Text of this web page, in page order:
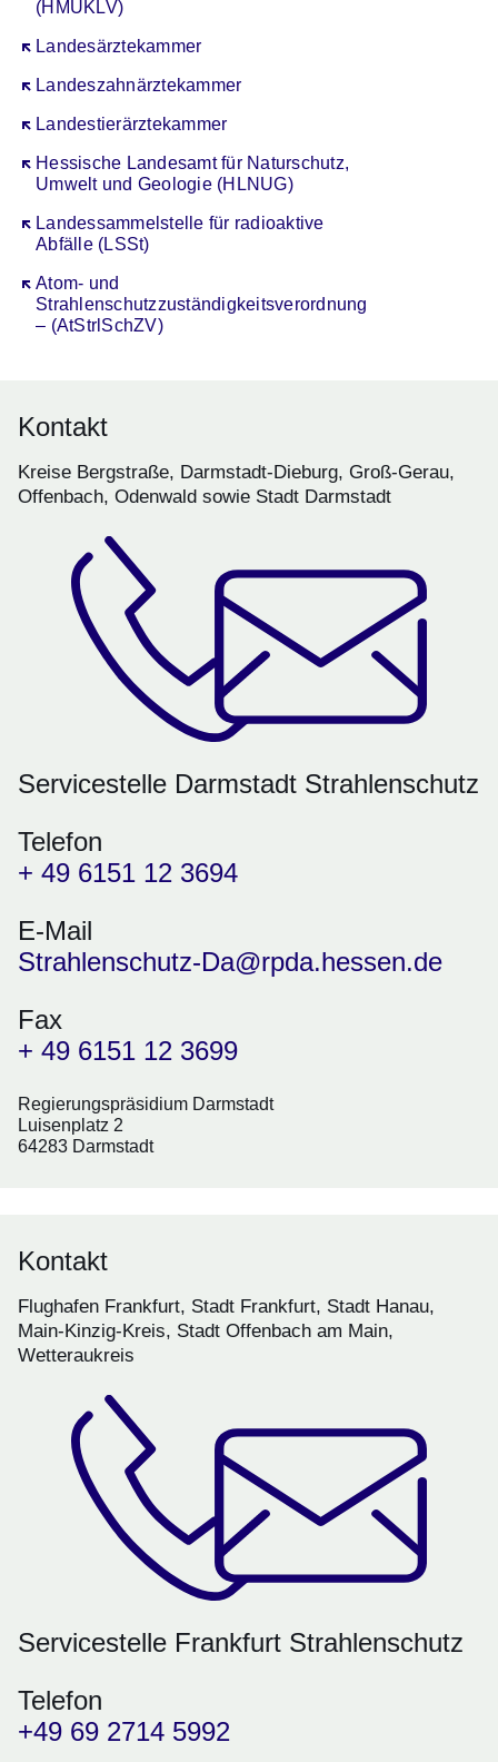
(HMUKLV)
Landesärztekammer
Öffnet sich in einem neuen Fenster
Landeszahnärztekammer
Öffnet sich in einem neuen Fenster
Landestierärztekammer
Öffnet sich in einem neuen Fenster
Hessische Landesamt für Naturschutz,
Umwelt und Geologie (HLNUG)
Öffnet sich in einem neuen Fenster
Landessammelstelle für radioaktive
Abfälle (LSSt)
Öffnet sich in einem neuen Fenster
Atom- und
Strahlenschutzzuständigkeitsverordnung
– (AtStrlSchZV)
Öffnet sich in einem neuen Fenster
Kontakt
Kreise Bergstraße, Darmstadt-Dieburg, Groß-Gerau,
Offenbach, Odenwald sowie Stadt Darmstadt
Servicestelle Darmstadt Strahlenschutz
Telefon
+ 49 6151 12 3694
E-Mail
Strahlenschutz-Da@rpda.hessen.de
Fax
+ 49 6151 12 3699
Regierungspräsidium Darmstadt
Luisenplatz 2
64283 Darmstadt
Kontakt
Flughafen Frankfurt, Stadt Frankfurt, Stadt Hanau,
Main-Kinzig-Kreis, Stadt Offenbach am Main,
Wetteraukreis
Servicestelle Frankfurt Strahlenschutz
Telefon
+49 69 2714 5992